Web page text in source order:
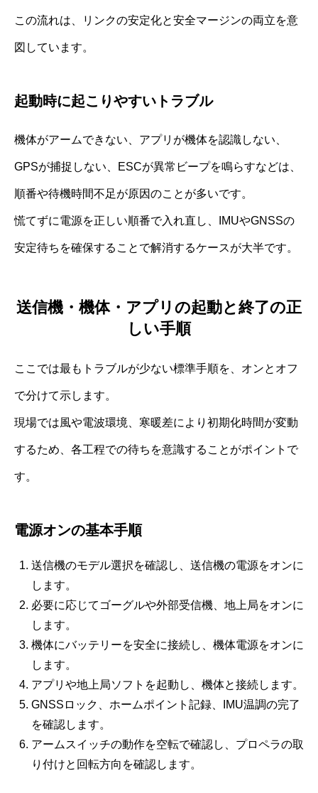
この流れは、リンクの安定化と安全マージンの両立を意
図しています。
起動時に起こりやすいトラブル
機体がアームできない、アプリが機体を認識しない、
GPSが捕捉しない、ESCが異常ビープを鳴らすなどは、
順番や待機時間不足が原因のことが多いです。
慌てずに電源を正しい順番で入れ直し、IMUやGNSSの
安定待ちを確保することで解消するケースが大半です。
送信機・機体・アプリの起動と終了の正
しい手順
ここでは最もトラブルが少ない標準手順を、オンとオフ
で分けて示します。
現場では風や電波環境、寒暖差により初期化時間が変動
するため、各工程での待ちを意識することがポイントで
す。
電源オンの基本手順
送信機のモデル選択を確認し、送信機の電源をオンに
します。
必要に応じてゴーグルや外部受信機、地上局をオンに
します。
機体にバッテリーを安全に接続し、機体電源をオンに
します。
アプリや地上局ソフトを起動し、機体と接続します。
GNSSロック、ホームポイント記録、IMU温調の完了
を確認します。
アームスイッチの動作を空転で確認し、プロペラの取
り付けと回転方向を確認します。